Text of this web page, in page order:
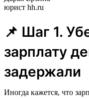
юрист hh.ru
📌 Шаг 1.
зарплату
задержали
Иногда кажется, что